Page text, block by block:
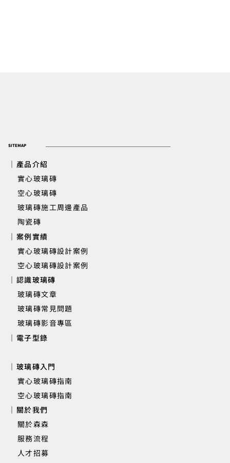
SITEMAP
｜產品介紹
實心玻璃磚
​ 空心玻璃磚
玻璃磚施工周邊產品
陶瓷磚
｜案例實績
實心玻璃磚設計案例
空心玻璃磚設計案例
｜認識玻璃磚
玻璃磚文章
玻璃磚常見問題
玻璃磚影音專區
｜電子型錄
｜玻璃磚入門
實心玻璃磚指南
空心玻璃磚指南
｜關於我們
關於森森
服務流程
人才招募